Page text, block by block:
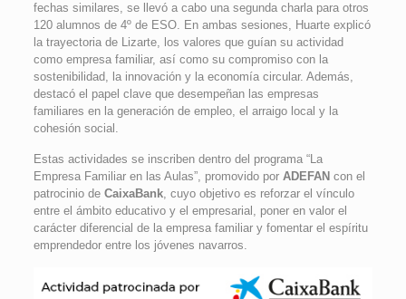
fechas similares, se llevó a cabo una segunda charla para otros
120 alumnos de 4º de ESO. En ambas sesiones, Huarte explicó
la trayectoria de Lizarte, los valores que guían su actividad
como empresa familiar, así como su compromiso con la
sostenibilidad, la innovación y la economía circular. Además,
destacó el papel clave que desempeñan las empresas
familiares en la generación de empleo, el arraigo local y la
cohesión social.
Estas actividades se inscriben dentro del programa “La
Empresa Familiar en las Aulas”, promovido por ADEFAN con el
patrocinio de CaixaBank, cuyo objetivo es reforzar el vínculo
entre el ámbito educativo y el empresarial, poner en valor el
carácter diferencial de la empresa familiar y fomentar el espíritu
emprendedor entre los jóvenes navarros.